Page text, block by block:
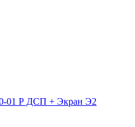
01 Р ДСП + Экран Э2